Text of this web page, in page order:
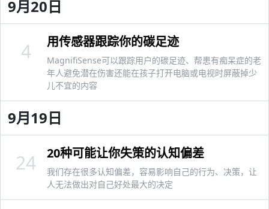
9月20日
用传感器跟踪你的碳足迹
MagnifiSense可以跟踪用户的碳足迹、帮患有痴呆症的老
年人避免潜在伤害还能在孩子打开电脑或电视时屏蔽掉少
儿不宜的内容
4
9月19日
20种可能让你失策的认知偏差
我们存在很多认知偏差，容易影响自己的行为、决策，让
人无法做出对自己好处最大的决定
24